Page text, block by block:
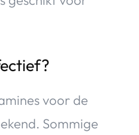
voor de
Sommige